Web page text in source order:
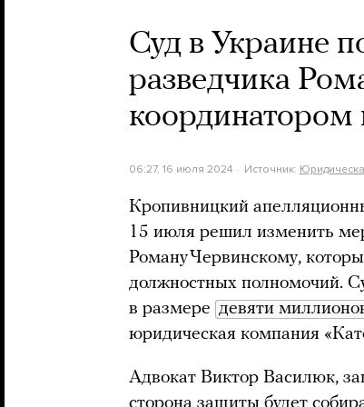
Суд в Украине
разведчика
координатором
06:27, 16 июля 2024 Источник:
Кропивницкий
15 июля решил изменить
Роману Червинскому,
должностных полномочий.
в размере девяти
юридическая компания
Адвокат Виктор Василюк,
сторона защиты будет